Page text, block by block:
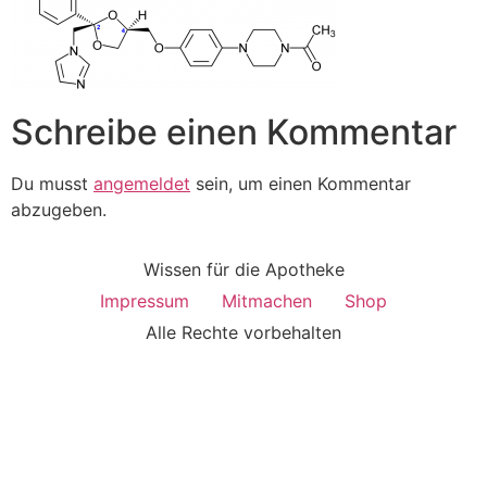
Schreibe einen Kommentar
Du musst angemeldet sein, um einen Kommentar
abzugeben.
Wissen für die Apotheke
Impressum
Mitmachen
Shop
Alle Rechte vorbehalten